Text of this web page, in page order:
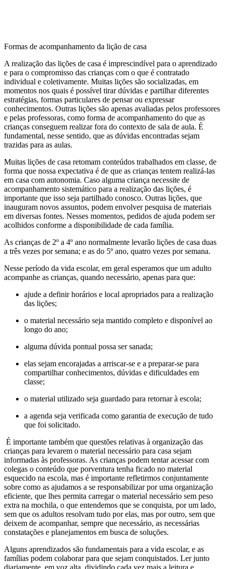
Formas de acompanhamento da lição de casa
A realização das lições de casa é imprescindível para o aprendizado
e para o compromisso das crianças com o que é contratado
individual e coletivamente. Muitas lições são socializadas, em
momentos nos quais é possível tirar dúvidas e partilhar diferentes
estratégias, formas particulares de pensar ou expressar
conhecimentos. Outras lições são apenas avaliadas pelos professores
e pelas professoras, como forma de acompanhamento do que as
crianças conseguem realizar fora do contexto de sala de aula. É
fundamental, nesse sentido, que as dúvidas encontradas sejam
trazidas para as aulas.
Muitas lições de casa retomam conteúdos trabalhados em classe, de
forma que nossa expectativa é de que as crianças tentem realizá-las
em casa com autonomia. Caso alguma criança necessite de
acompanhamento sistemático para a realização das lições, é
importante que isso seja partilhado conosco. Outras lições, que
inauguram novos assuntos, podem envolver pesquisa de materiais
em diversas fontes. Nesses momentos, pedidos de ajuda podem ser
acolhidos conforme a disponibilidade de cada família.
As crianças de 2º a 4º ano normalmente levarão lições de casa duas
a três vezes por semana; e as do 5º ano, quatro vezes por semana.
Nesse período da vida escolar, em geral esperamos que um adulto
acompanhe as crianças, quando necessário, apenas para que:
ajude a definir horários e local apropriados para a realização
das lições;
o material necessário seja mantido completo e disponível ao
longo do ano;
alguma dúvida pontual possa ser sanada;
elas sejam encorajadas a arriscar-se e a preparar-se para
compartilhar conhecimentos, dúvidas e dificuldades em
classe;
o material utilizado seja guardado para retornar à escola;
a agenda seja verificada como garantia de execução de tudo
que foi solicitado.
É importante também que questões relativas à organização das
crianças para levarem o material necessário para casa sejam
informadas às professoras. As crianças podem tentar acessar com
colegas o conteúdo que porventura tenha ficado no material
esquecido na escola, mas é importante refletirmos conjuntamente
sobre como as ajudamos a se responsabilizar por uma organização
eficiente, que lhes permita carregar o material necessário sem peso
extra na mochila, o que entendemos que se conquista, por um lado,
sem que os adultos resolvam tudo por elas, mas por outro, sem que
deixem de acompanhar, sempre que necessário, as necessárias
constatações e planejamentos em busca de soluções.
Alguns aprendizados são fundamentais para a vida escolar, e as
famílias podem colaborar para que sejam conquistados. Ler junto
diariamente, em voz alta, dividindo cada vez mais a leitura e